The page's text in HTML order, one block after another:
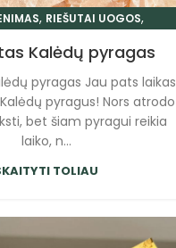
, RIEŠUTAI UOGOS,
Kalėdų pyragas
pyragas Jau pats laikas
pyragus! Nors atrodo
bet šiam pyragui reikia
laiko, n...
TOLIAU